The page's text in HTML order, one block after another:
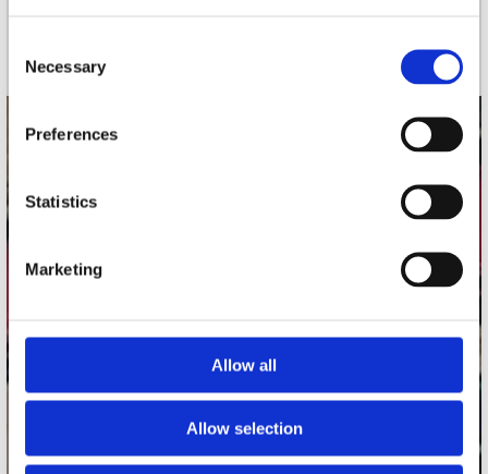
Selection
Necessary
Preferences
Statistics
Marketing
Allow all
Allow selection
contact
1017 VP Amsterdam
onze winkels